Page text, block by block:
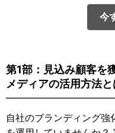
今
第1部：見込み顧客を
メディアの活用方法と
自社のブランディング